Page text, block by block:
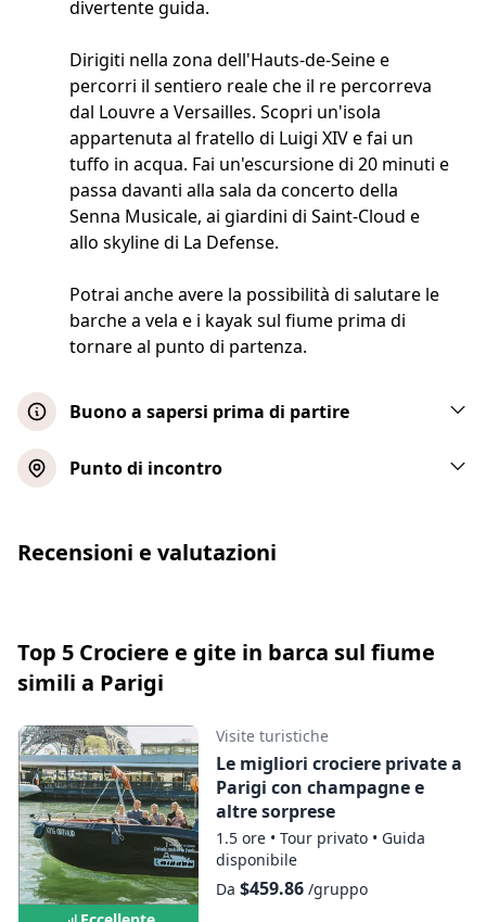
divertente guida.
Dirigiti nella zona dell'Hauts-de-Seine e
percorri il sentiero reale che il re percorreva
dal Louvre a Versailles. Scopri un'isola
appartenuta al fratello di Luigi XIV e fai un
tuffo in acqua. Fai un'escursione di 20 minuti e
passa davanti alla sala da concerto della
Senna Musicale, ai giardini di Saint-Cloud e
allo skyline di La Defense.
Potrai anche avere la possibilità di salutare le
barche a vela e i kayak sul fiume prima di
tornare al punto di partenza.
Buono a sapersi prima di partire
Il ritrovo al punto di partenza è fissato 15
garantito e non saranno offerti rimborsi.
acquistare un biglietto per adulti.
Punto di incontro
Recensioni e valutazioni
Top 5 Crociere e gite in barca sul fiume
simili a Parigi
Visite turistiche
Le migliori crociere private a
Parigi con champagne e
altre sorprese
1.5 ore • Tour privato • Guida
disponibile
Da $459.86/gruppo